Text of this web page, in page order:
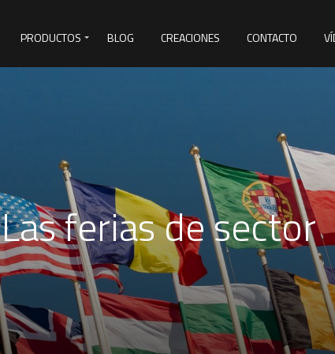
PRODUCTOS BLOG CREACIONES CONTACTO
Las ferias de sector